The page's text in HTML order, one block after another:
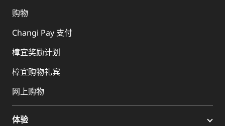
购物
Changi Pay 支付
樟宜奖励计划
樟宜购物礼宾
网上购物
体验